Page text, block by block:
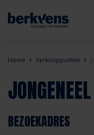
Deuren
Eengezinswoning
Aannemer
Inbraakwerend
mijndeur.nl
Blog
Home Verkooppunten
BEZOEKADRES